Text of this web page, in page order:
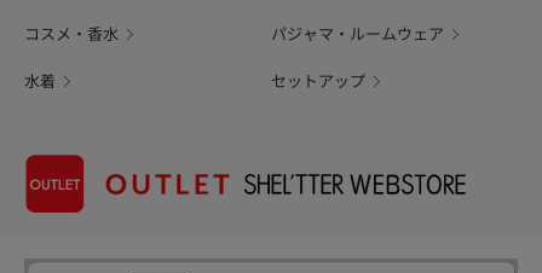
コスメ・香水 パジャマ・ルームウェア
水着 セットアップ